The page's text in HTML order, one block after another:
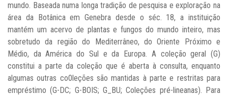
mundo. Baseada numa longa tradição de pesquisa e exploração na
área da Botânica em Genebra desde o séc. 18, a instituição
mantém um acervo de plantas e fungos do mundo inteiro, mas
sobretudo da região do Mediterrâneo, do Oriente Próximo e
Médio, da América do Sul e da Europa. A coleção geral (G)
constitui a parte da coleção que é aberta à consulta, enquanto
algumas outras co0leções são mantidas à parte e restritas para
empréstimo (G-DC; G-BOIS; G_BU; Coleções pré-lineanas). Para